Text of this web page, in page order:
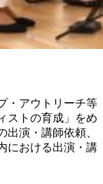
・アウトリーチ等
ストの育成」をめ
出演・講師依頼、
における出演・講